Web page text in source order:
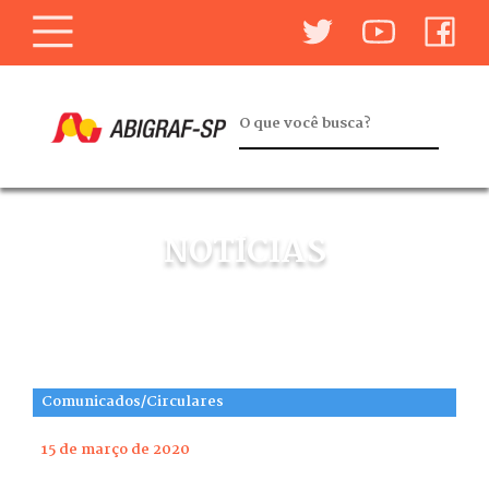
NOTÍCIAS
Comunicados/Circulares
15 de março de 2020